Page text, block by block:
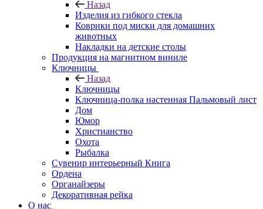
Назад
Изделия из гибкого стекла
Коврики под миски для домашних
животных
Накладки на детские столы
Продукция на магнитном виниле
Ключницы
Назад
Ключницы
Ключница-полка настенная Пальмовый лист
Дом
Юмор
Христианство
Охота
Рыбалка
Сувенир интерьерный Книга
Ордена
Органайзеры
Декоративная рейка
О нас